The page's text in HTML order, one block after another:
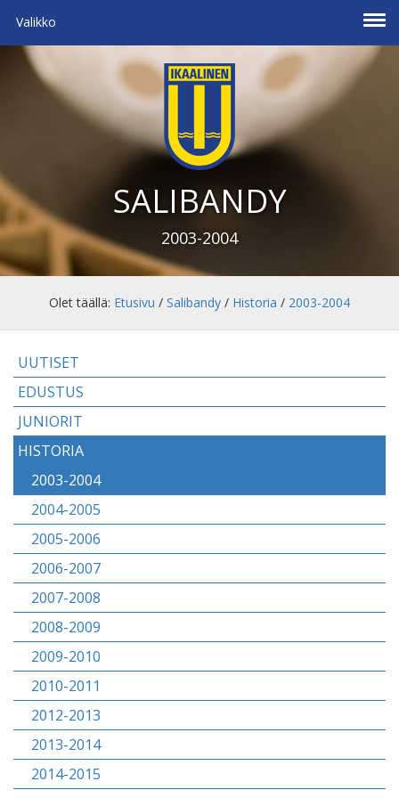
Valikko
SALIBANDY
2003-2004
Olet täällä: Etusivu / Salibandy / Historia / 2003-2004
UUTISET
EDUSTUS
JUNIORIT
HISTORIA
2003-2004
2004-2005
2005-2006
2006-2007
2007-2008
2008-2009
2009-2010
2010-2011
2012-2013
2013-2014
2014-2015